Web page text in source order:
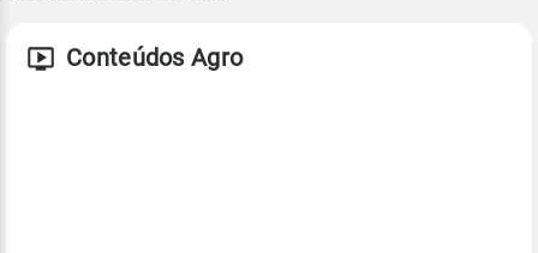
Conteúdos Agro